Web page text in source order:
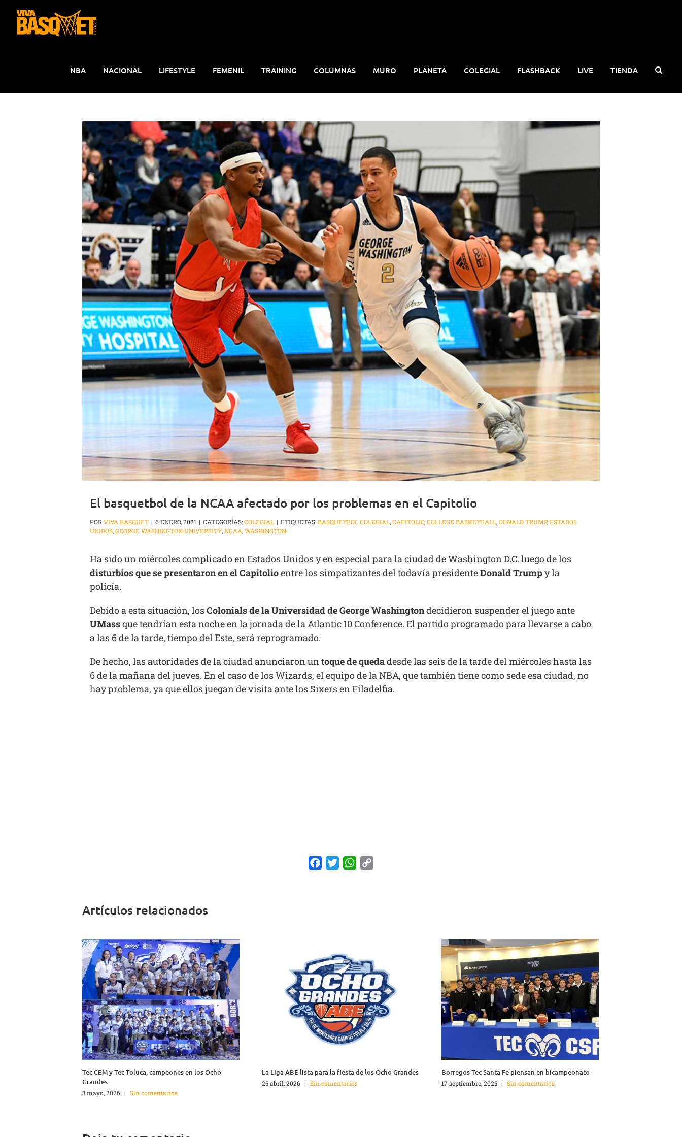
contenido
NBA NACIONAL LIFESTYLE FEMENIL TRAINING COLUMNAS MURO PLANETA COLEGIAL FLASHBACK LIVE TIENDA
El basquetbol de la NCAA afectado por los problemas en el Capitolio
PORVIVA BASQUET | 6 ENERO, 2021 | CATEGORÍAS:COLEGIAL | ETIQUETAS:BASQUETBOL COLEGIAL,CAPITOLIO,COLLEGE BASKETBALL,DONALD TRUMP,ESTADOS
UNIDOS,GEORGE WASHINGTON UNIVERSITY,NCAA,WASHINGTON
Ha sido un miércoles complicado en Estados Unidos y en especial para la ciudad de Washington D.C. luego de los
disturbios que se presentaron en el Capitolioentre los simpatizantes del todavía presidenteDonald Trumpy la
policía.
Debido a esta situación, losColonials de la Universidad de George Washingtondecidieron suspender el juego ante
UMassque tendrían esta noche en la jornada de la Atlantic 10 Conference. El partido programado para llevarse a cabo
a las 6 de la tarde, tiempo del Este, será reprogramado.
De hecho, las autoridades de la ciudad anunciaron untoque de quedadesde las seis de la tarde del miércoles hasta las
6 de la mañana del jueves. En el caso de los Wizards, el equipo de la NBA, que también tiene como sede esa ciudad, no
hay problema, ya que ellos juegan de visita ante los Sixers en Filadelfia.
FacebookTwitterWhatsApp
Artículos relacionados
Tec CEM y Tec Toluca, campeones en los Ocho
Grandes
3 mayo, 2026 | Sin comentarios
La Liga ABE lista para la fiesta de los Ocho Grandes
25 abril, 2026 | Sin comentarios
Borregos Tec Santa Fe piensan en bicampeonato
17 septiembre, 2025 | Sin comentarios